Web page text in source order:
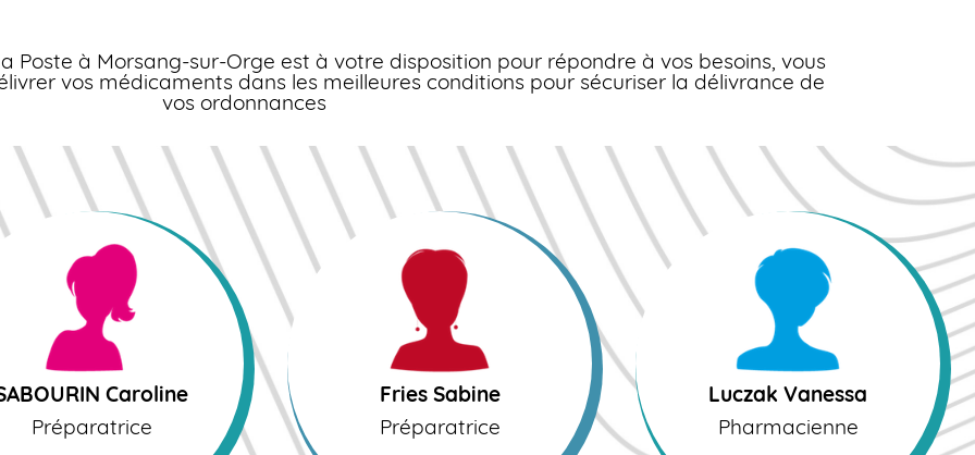
Poste à Morsang-sur-Orge est à votre disposition pour répondre à vos besoins, vous
vos médicaments dans les meilleures conditions pour sécuriser la délivrance de
vos ordonnances
Caroline
Préparatrice
Caroline
Fries Sabine
Préparatrice
Fries Sabine
Préparatrice
Luczak Vanessa
Pharmacienne
Luczak Vanessa
Pharmacienne